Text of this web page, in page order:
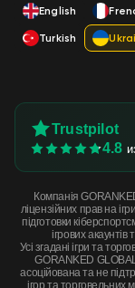
English
Turkish
Trustpilot
4.8
Компанія
ліцензійних прав на
підготовки
ігрових
Усі згадані ігри та
GORANKED
асоційована та не
ігор та торговельних